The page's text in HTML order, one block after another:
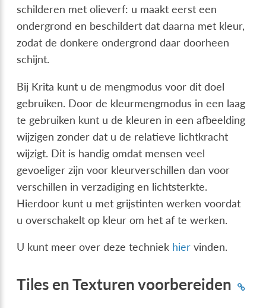
schilderen met olieverf: u maakt eerst een
ondergrond en beschildert dat daarna met kleur,
zodat de donkere ondergrond daar doorheen
schijnt.
Bij Krita kunt u de mengmodus voor dit doel
gebruiken. Door de kleurmengmodus in een laag
te gebruiken kunt u de kleuren in een afbeelding
wijzigen zonder dat u de relatieve lichtkracht
wijzigt. Dit is handig omdat mensen veel
gevoeliger zijn voor kleurverschillen dan voor
verschillen in verzadiging en lichtsterkte.
Hierdoor kunt u met grijstinten werken voordat
u overschakelt op kleur om het af te werken.
U kunt meer over deze techniek hier vinden.
Tiles en Texturen voorbereiden